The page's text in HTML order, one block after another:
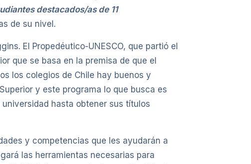
destacados/as de 11
de su nivel.
El Propedéutico-UNESCO, que partió el
que se basa en la premisa de que el
los colegios de Chile hay buenos y
y este programa lo que busca es
hasta obtener sus títulos
y competencias que les ayudarán a
las herramientas necesarias para